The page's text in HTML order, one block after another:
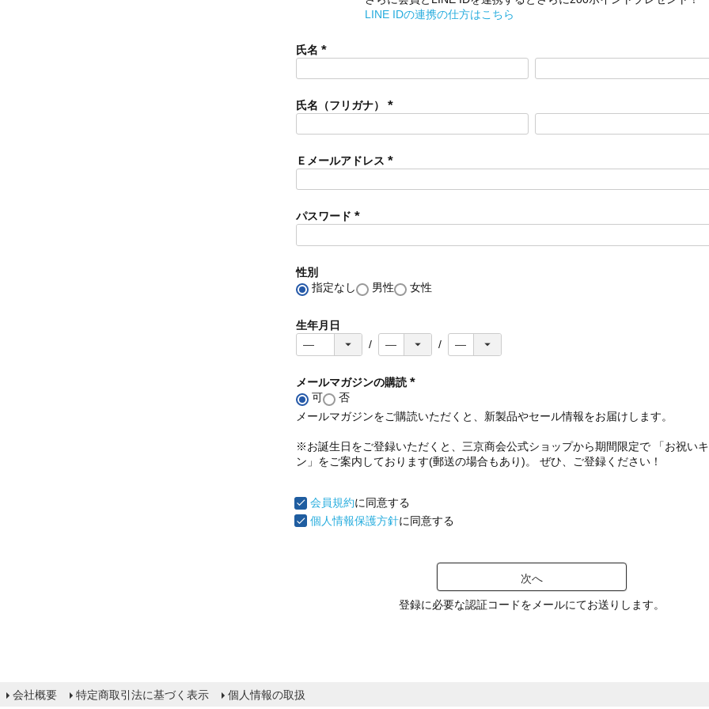
LINE IDの連携の仕方はこちら
氏名
必
)
氏名（フリガナ）
必
)
Ｅメールアドレス
必
)
パスワード
必
性別
指定なし
男性 女性
生年月日
メールマガジンの購読
必
)
可
否
メールマガジンをご購読いただくと、新製品やセール情報をお届けします。
※お誕生日をご登録いただくと、三京商会公式ショップから期間限定で 「お祝い
ン」をご案内しております(郵送の場合もあり)。 ぜひ、ご登録ください！
会員規約に同意する
個人情報保護方針に同意する
次へ
登録に必要な認証コードをメールにてお送りします。
会社概要 特定商取引法に基づく表示 個人情報の取扱